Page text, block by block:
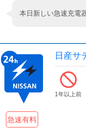
日産サ
急速有料
1年以上前